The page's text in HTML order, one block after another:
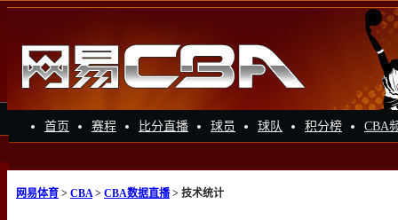
首页 赛程 比分直播 球员 球队 积分榜 CBA
网易体育 > CBA> CBA数据直播> 技术统计